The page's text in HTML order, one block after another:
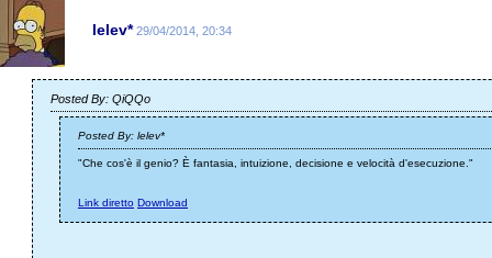
lelev* 29/04/2014, 20:34
Posted By: QiQQo
Posted By: lelev*
"Che cos'è il genio? È fantasia, intuizione, decisione e velocità d'esecuzione."
Link diretto Download